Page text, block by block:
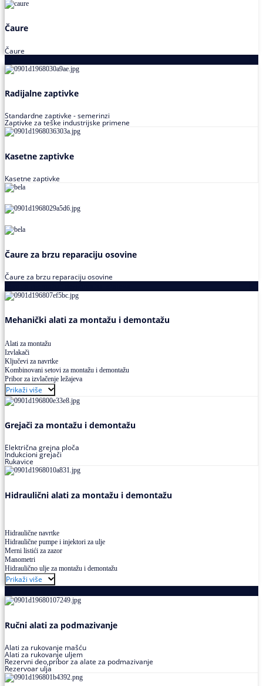
Čaure
Čaure
Radijalne zaptivke
Standardne zaptivke - semerinzi
Zaptivke za teške industrijske primene
Kasetne zaptivke
Kasetne zaptivke
Čaure za brzu reparaciju osovine
Čaure za brzu reparaciju osovine
Mehanički alati za montažu i demontažu
Alati za montažu
Izvlakači
Ključevi za navrtke
Kombinovani setovi za montažu i demontažu
Pribor za izvlačenje ležajeva
Prikaži više
Grejači za montažu i demontažu
Električna grejna ploča
Indukcioni grejači
Rukavice
Hidraulični alati za montažu i demontažu
Hidraulične navrtke
Hidraulične pumpe i injektori za ulje
Merni listići za zazor
Manometri
Hidraulično ulje za montažu i demontažu
Prikaži više
Ručni alati za podmazivanje
Alati za rukovanje mašću
Alati za rukovanje uljem
Rezervni deo,pribor za alate za podmazivanje
Rezervoar ulja